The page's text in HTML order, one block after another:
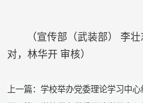
（宣传部（武装部） 李
对，林华开 审核）